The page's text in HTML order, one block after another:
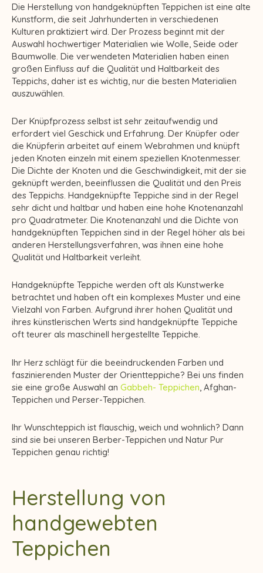
Die Herstellung von handgeknüpften Teppichen ist eine alte
Kunstform, die seit Jahrhunderten in verschiedenen
Kulturen praktiziert wird. Der Prozess beginnt mit der
Auswahl hochwertiger Materialien wie Wolle, Seide oder
Baumwolle. Die verwendeten Materialien haben einen
großen Einfluss auf die Qualität und Haltbarkeit des
Teppichs, daher ist es wichtig, nur die besten Materialien
auszuwählen.
Der Knüpfprozess selbst ist sehr zeitaufwendig und
erfordert viel Geschick und Erfahrung. Der Knüpfer oder
die Knüpferin arbeitet auf einem Webrahmen und knüpft
jeden Knoten einzeln mit einem speziellen Knotenmesser.
Die Dichte der Knoten und die Geschwindigkeit, mit der sie
geknüpft werden, beeinflussen die Qualität und den Preis
des Teppichs. Handgeknüpfte Teppiche sind in der Regel
sehr dicht und haltbar und haben eine hohe Knotenanzahl
pro Quadratmeter. Die Knotenanzahl und die Dichte von
handgeknüpften Teppichen sind in der Regel höher als bei
anderen Herstellungsverfahren, was ihnen eine hohe
Qualität und Haltbarkeit verleiht.
Handgeknüpfte Teppiche werden oft als Kunstwerke
betrachtet und haben oft ein komplexes Muster und eine
Vielzahl von Farben. Aufgrund ihrer hohen Qualität und
ihres künstlerischen Werts sind handgeknüpfte Teppiche
oft teurer als maschinell hergestellte Teppiche.
Ihr Herz schlägt für die beeindruckenden Farben und
faszinierenden Muster der Orientteppiche? Bei uns finden
sie eine große Auswahl an Gabbeh- Teppichen , Afghan-
Teppichen und Perser-Teppichen.
Ihr Wunschteppich ist flauschig, weich und wohnlich? Dann
sind sie bei unseren Berber-Teppichen und Natur Pur
Teppichen genau richtig!
Herstellung von
handgewebten
Teppichen